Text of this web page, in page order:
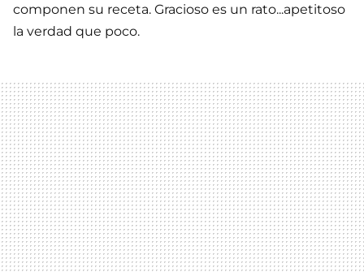
componen su receta. Gracioso es un rato...apetitoso
la verdad que poco.